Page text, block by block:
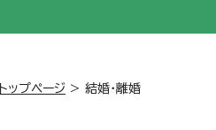
トップページ > 結婚・離婚